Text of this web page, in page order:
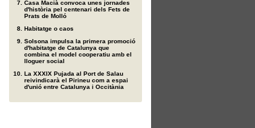
Casa Macià convoca unes jornades
d'història pel centenari dels Fets de
Prats de Molló
Habitatge o caos
Solsona impulsa la primera promoció
d'habitatge de Catalunya que
combina el model cooperatiu amb el
lloguer social
La XXXIX Pujada al Port de Salau
reivindicarà el Pirineu com a espai
d'unió entre Catalunya i Occitània